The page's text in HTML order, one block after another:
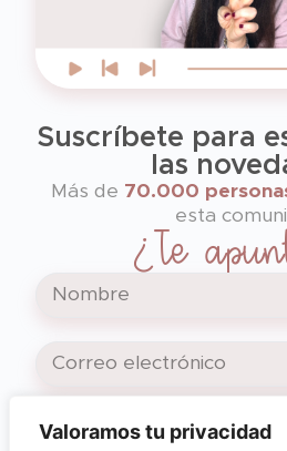
Valoramos tu privacidad
Suscríbete para
las
Más de 70.000
esta
¿Te